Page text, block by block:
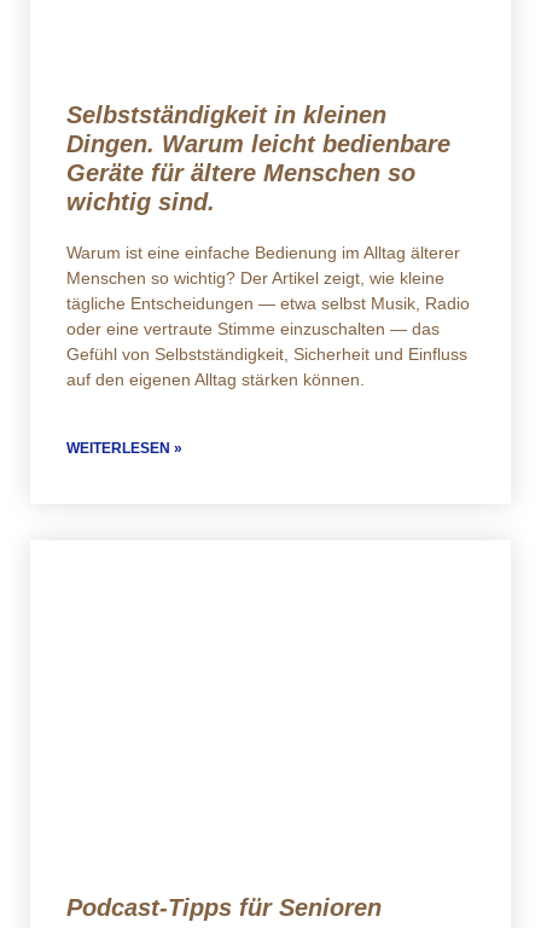
Selbstständigkeit in kleinen
Dingen. Warum leicht bedienbare
Geräte für ältere Menschen so
wichtig sind.
Warum ist eine einfache Bedienung im Alltag älterer
Menschen so wichtig? Der Artikel zeigt, wie kleine
tägliche Entscheidungen — etwa selbst Musik, Radio
oder eine vertraute Stimme einzuschalten — das
Gefühl von Selbstständigkeit, Sicherheit und Einfluss
auf den eigenen Alltag stärken können.
WEITERLESEN »
Podcast-Tipps für Senioren